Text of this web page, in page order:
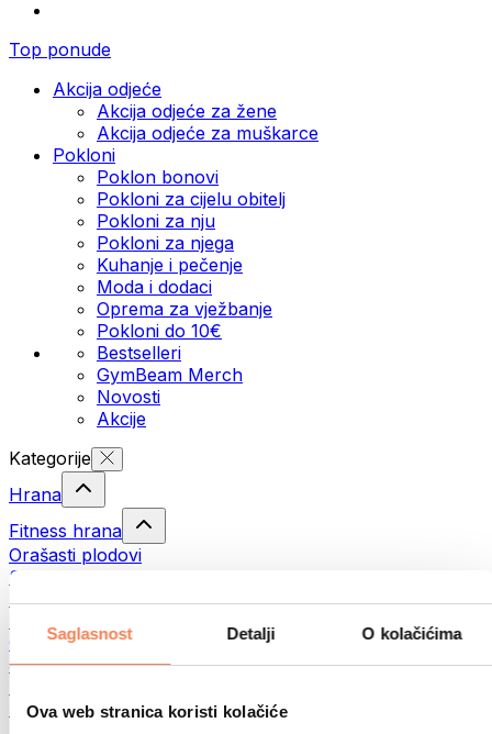
Saglasnost Detalji O kolačićima
Ova web stranica koristi kolačiće
Top ponude
Akcija odjeće
Akcija odjeće za žene
Akcija odjeće za muškarce
Pokloni
Poklon bonovi
Pokloni za cijelu obitelj
Pokloni za nju
Pokloni za njega
Kuhanje i pečenje
Moda i dodaci
Oprema za vježbanje
Pokloni do 10€
Bestselleri
GymBeam Merch
Novosti
Akcije
Kategorije
Hrana
Fitness hrana
Orašasti plodovi
Sjemenke
Namazi i paste
Gotovi obroci
Jaja
Meso